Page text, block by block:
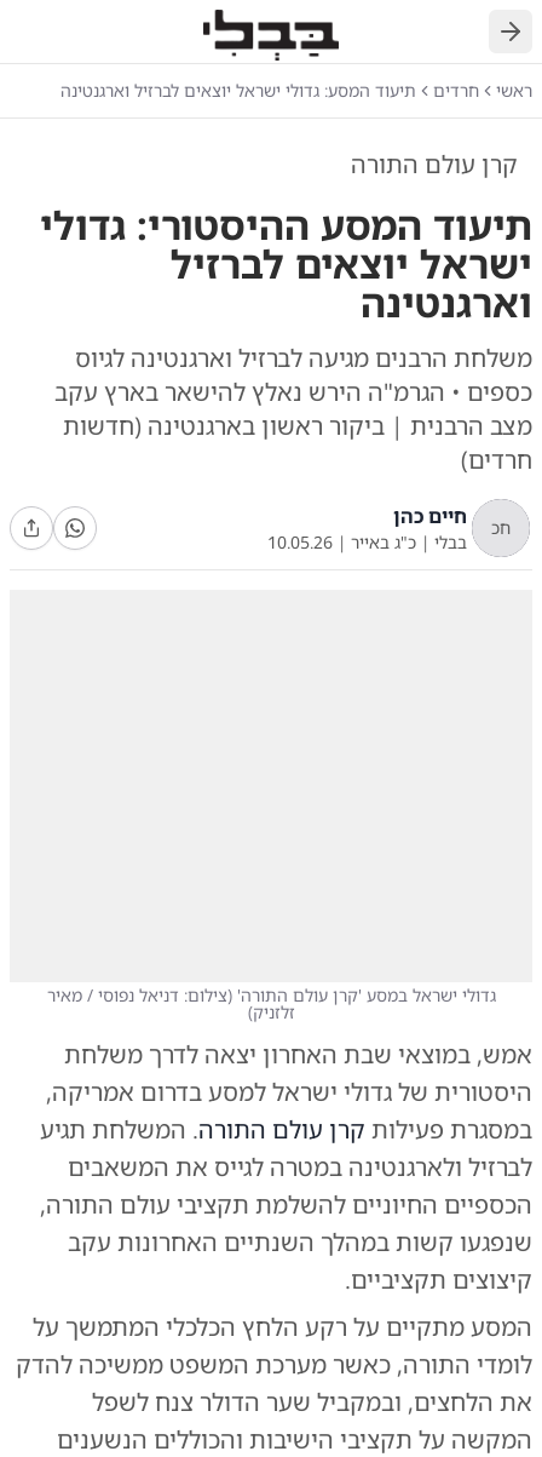
חזרה
ראשי חרדים תיעוד המסע: גדולי ישראל יוצאים לברזיל וארגנטינה
קרן עולם התורה
תיעוד המסע ההיסטורי: גדולי
ישראל יוצאים לברזיל
וארגנטינה
משלחת הרבנים מגיעה לברזיל וארגנטינה לגיוס
כספים • הגרמ"ה הירש נאלץ להישאר בארץ עקב
מצב הרבנית | ביקור ראשון בארגנטינה (חדשות
חרדים)
חכ חיים כהן
בבלי | כ"ג באייר |
10.05.26
גדולי ישראל במסע 'קרן עולם התורה' (צילום: דניאל נפוסי / מאיר
זלזניק)
אמש, במוצאי שבת האחרון יצאה לדרך משלחת
היסטורית של גדולי ישראל למסע בדרום אמריקה,
במסגרת פעילות קרן עולם התורה. המשלחת תגיע
לברזיל ולארגנטינה במטרה לגייס את המשאבים
הכספיים החיוניים להשלמת תקציבי עולם התורה,
שנפגעו קשות במהלך השנתיים האחרונות עקב
קיצוצים תקציביים.
המסע מתקיים על רקע הלחץ הכלכלי המתמשך על
לומדי התורה, כאשר מערכת המשפט ממשיכה להדק
את הלחצים, ובמקביל שער הדולר צנח לשפל
המקשה על תקציבי הישיבות והכוללים הנשענים